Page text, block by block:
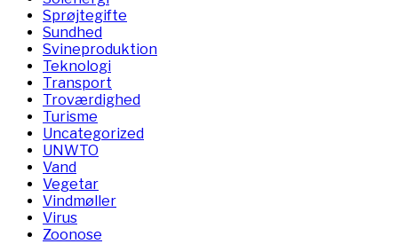
Sprøjtegifte
Sundhed
Svineproduktion
Teknologi
Transport
Troværdighed
Turisme
Uncategorized
UNWTO
Vand
Vegetar
Vindmøller
Virus
Zoonose